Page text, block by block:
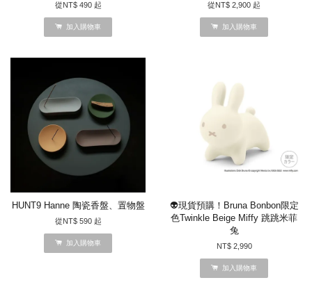
從NT$ 490 起
加入購物車
從NT$ 2,900 起
加入購物車
HUNT9 Hanne 陶瓷香盤、置物盤
從NT$ 590 起
加入購物車
👽現貨預購！Bruna Bonbon限定
色Twinkle Beige Miffy 跳跳米菲
兔
NT$ 2,990
加入購物車